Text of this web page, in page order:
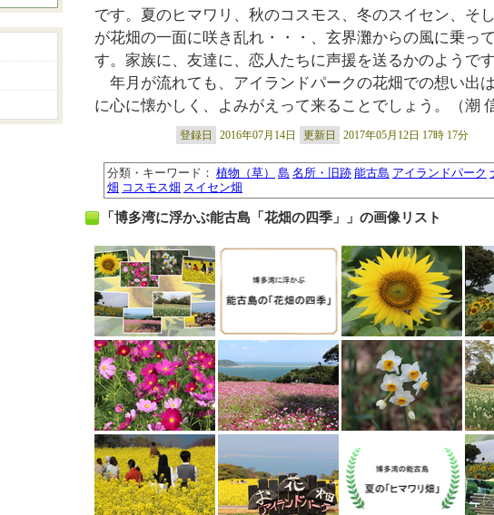
です。夏のヒマワリ、秋のコスモス、冬のスイセン、そ
が花畑の一面に咲き乱れ・・・、玄界灘からの風に乗っ
す。家族に、友達に、恋人たちに声援を送るかのようです
年月が流れても、アイランドパークの花畑での想い出
に心に懐かしく、よみがえって来ることでしょう。（潮
登録日 2016年07月14日 更新日 2017年05月12日 17時 17分
分類・キーワード： 植物（草） 島 名所・旧跡 能古島 アイランドパーク
畑 コスモス畑 スイセン畑
「博多湾に浮かぶ能古島「花畑の四季」」の画像リスト